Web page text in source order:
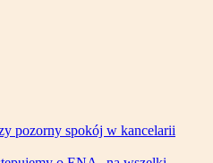
pozorny spokój w kancelarii